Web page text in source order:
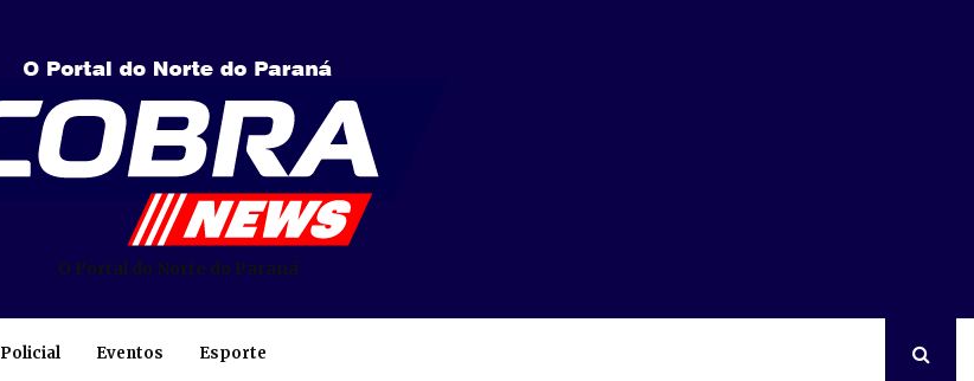
O Portal do Norte do Paraná
Policial Eventos Esporte